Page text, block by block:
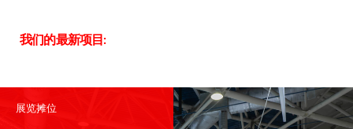
我们的最新项目:
展览摊位